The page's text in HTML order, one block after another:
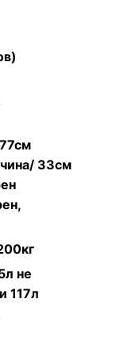
33см
не
117л